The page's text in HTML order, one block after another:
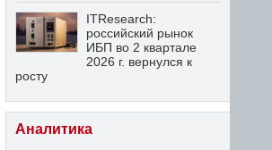
ITResearch:
российский рынок
ИБП во 2 квартале
2026 г. вернулся к
росту
Аналитика